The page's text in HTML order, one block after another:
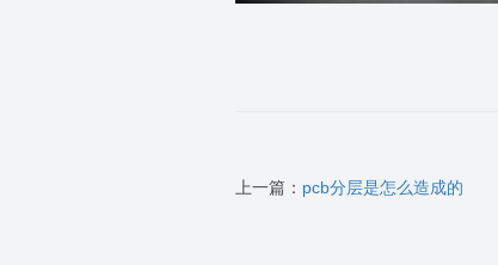
上一篇： pcb分层是怎么造成的